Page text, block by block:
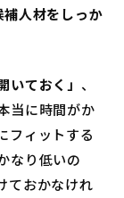
補人材をしっか
いておく」 、
当に時間がか
フィットする
なり低いの
ておかなけれ